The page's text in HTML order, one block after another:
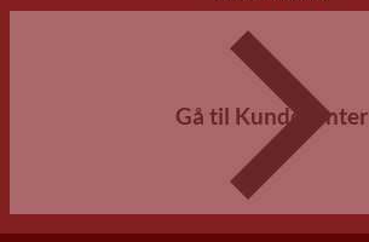
Gå til Kundecenter